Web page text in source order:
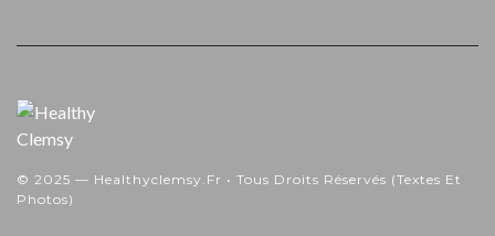
© 2025 — Healthyclemsy.fr • Tous Droits Réservés (textes Et
Photos)